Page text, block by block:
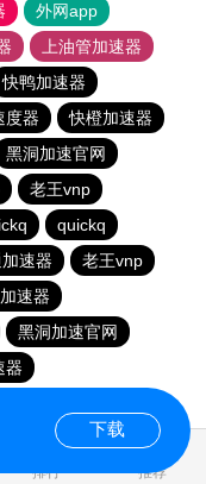
外网app
上油管加速器
快鸭加速器
度器
快橙加速器
黑洞加速官网
老王vnp
quickq
速器
老王vnp
速器
黑洞加速官网
器
排行 推荐
下载
0.132571s